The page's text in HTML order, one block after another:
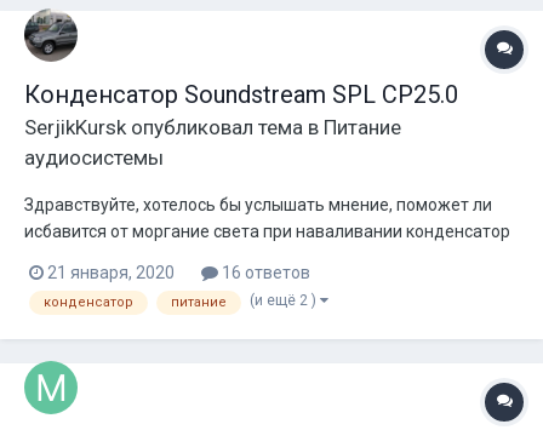
Конденсатор Soundstream SPL CP25.0
SerjikKurskопубликовал тема в Питание
аудиосистемы
Здравствуйте, хотелось бы услышать мнение, поможет ли
исбавится от моргание света при наваливании конденсатор
аккумулятор варта кислоту на АГМ, говорят особо разници
не будет, и тем более литий. Хочется немного разгрузить
генератор от рывков....
21 января, 2020 16 ответов
конденсатор питание (и ещё 2 )